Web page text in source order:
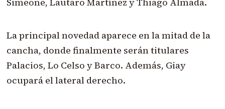
La principal novedad aparece en la mitad de la
cancha, donde finalmente serán titulares
Palacios, Lo Celso y Barco. Además, Giay
ocupará el lateral derecho.